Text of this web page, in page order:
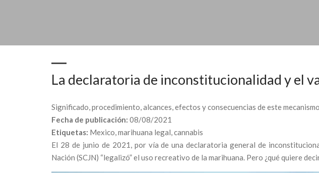
La declaratoria de inconstitucionalidad y el
Significado, procedimiento, alcances, efectos y consecuencias de este
Fecha de publicación: 08/08/2021
Etiquetas: Mexico, marihuana legal, cannabis
El 28 de junio de 2021, por vía de una declaratoria general de
Nación (SCJN) “legalizó” el uso recreativo de la marihuana. Pero ¿qué quiere